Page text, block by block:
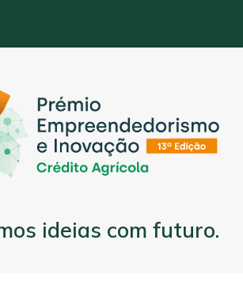
ideias com futuro.